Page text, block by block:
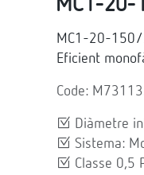
MC1-20-
Eficient
Code:
Diàmetre
Sistema:
Classe 0,5